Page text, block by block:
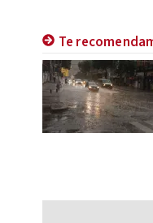
Te